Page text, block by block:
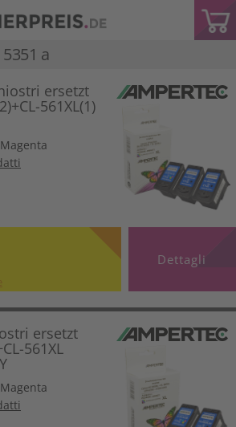
a
ersetzt
561XL(1)
Magenta
Dettagli
ersetzt
561XL
Magenta